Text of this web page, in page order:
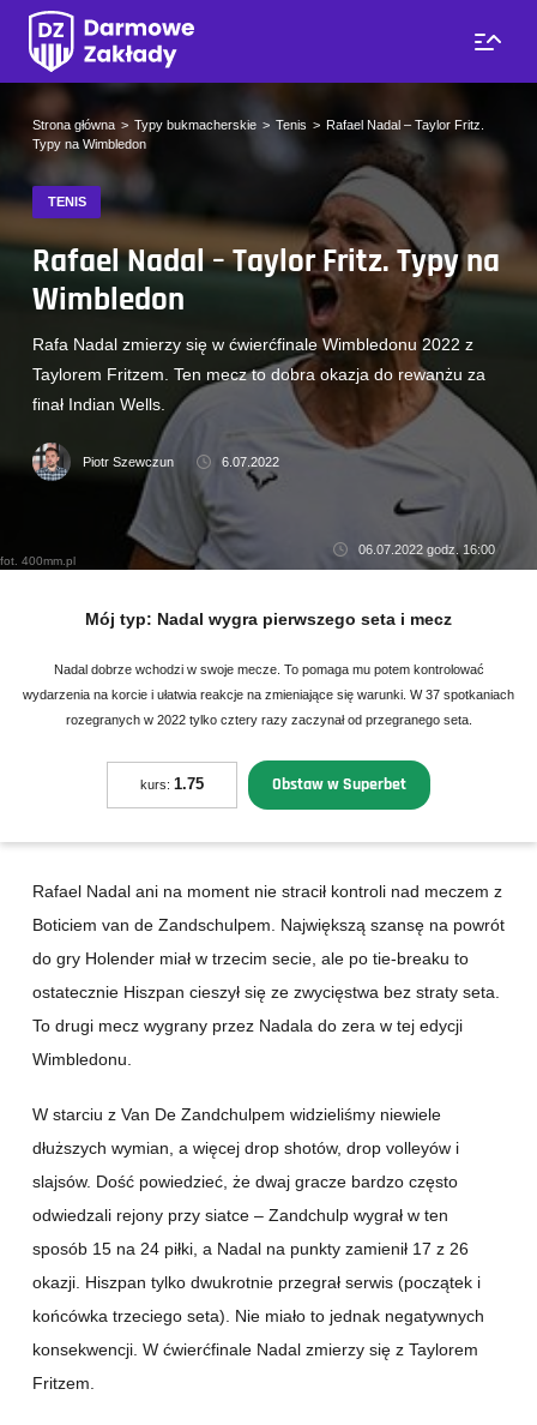
fot. 400mm.pl
Strona główna Typy bukmacherskie Tenis
Rafael Nadal – Taylor Fritz.
Typy na Wimbledon
TENIS
Rafael Nadal – Taylor Fritz. Typy na
Wimbledon
Rafa Nadal zmierzy się w ćwierćfinale Wimbledonu 2022 z
Taylorem Fritzem. Ten mecz to dobra okazja do rewanżu za
finał Indian Wells.
Piotr Szewczun 6.07.2022
06.07.2022 godz. 16:00
Mój typ: Nadal wygra pierwszego seta i mecz
Nadal dobrze wchodzi w swoje mecze. To pomaga mu potem kontrolować
wydarzenia na korcie i ułatwia reakcje na zmieniające się warunki. W 37 spotkaniach
rozegranych w 2022 tylko cztery razy zaczynał od przegranego seta.
kurs: 1.75 Obstaw w Superbet
Rafael Nadal ani na moment nie stracił kontroli nad meczem z
Boticiem van de Zandschulpem. Największą szansę na powrót
do gry Holender miał w trzecim secie, ale po tie-breaku to
ostatecznie Hiszpan cieszył się ze zwycięstwa bez straty seta.
To drugi mecz wygrany przez Nadala do zera w tej edycji
Wimbledonu.
W starciu z Van De Zandchulpem widzieliśmy niewiele
dłuższych wymian, a więcej drop shotów, drop volleyów i
slajsów. Dość powiedzieć, że dwaj gracze bardzo często
odwiedzali rejony przy siatce – Zandchulp wygrał w ten
sposób 15 na 24 piłki, a Nadal na punkty zamienił 17 z 26
okazji. Hiszpan tylko dwukrotnie przegrał serwis (początek i
końcówka trzeciego seta). Nie miało to jednak negatywnych
konsekwencji. W ćwierćfinale Nadal zmierzy się z Taylorem
Fritzem.